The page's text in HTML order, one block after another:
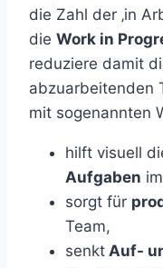
die Zahl der ‚in
die Work in
reduziere damit
abzuarbeitenden
mit sogenannten
hilft visuell
Aufgaben
sorgt für
Team,
senkt Auf-